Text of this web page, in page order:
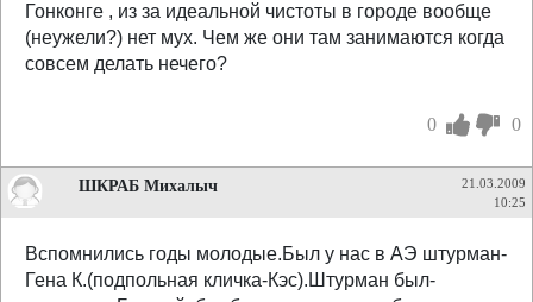
Гонконге , из за идеальной чистоты в городе вообще
(неужели?) нет мух. Чем же они там занимаются когда
совсем делать нечего?
0 0
ШКРАБ Михалыч
21.03.2009
10:25
Вспомнились годы молодые.Был у нас в АЭ штурман-
Гена К.(подпольная кличка-Кэс).Штурман был-